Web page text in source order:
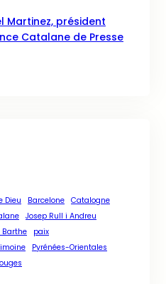
Martinez, président
Catalane de Presse
Dieu Barcelone Catalogne
Josep Rull i Andreu
Barthe
paix
Pyrénées-Orientales